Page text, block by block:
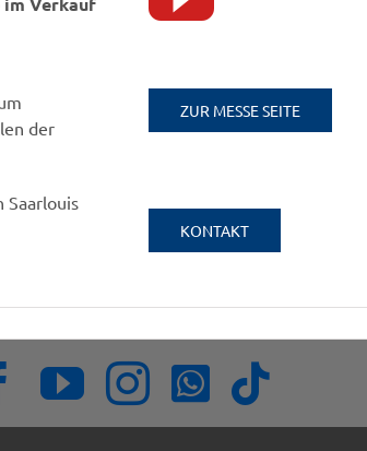
der
Saarlouis
ZUR MESSE SEITE
KONTAKT